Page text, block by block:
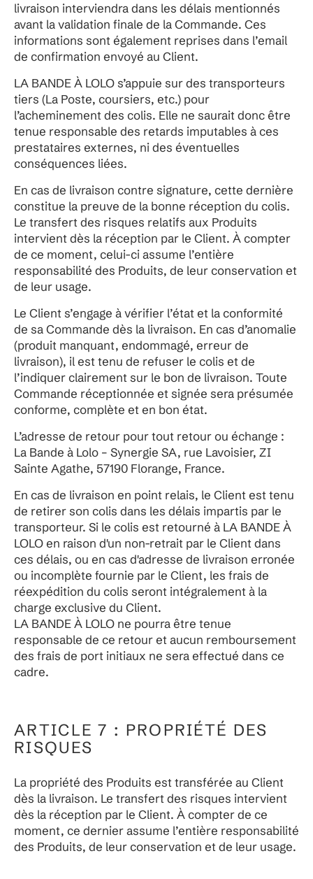
livraison interviendra dans les délais mentionnés
avant la validation finale de la Commande. Ces
informations sont également reprises dans l’email
de confirmation envoyé au Client.
LA BANDE À LOLO s’appuie sur des transporteurs
tiers (La Poste, coursiers, etc.) pour
l’acheminement des colis. Elle ne saurait donc être
tenue responsable des retards imputables à ces
prestataires externes, ni des éventuelles
conséquences liées.
En cas de livraison contre signature, cette dernière
constitue la preuve de la bonne réception du colis.
Le transfert des risques relatifs aux Produits
intervient dès la réception par le Client. À compter
de ce moment, celui-ci assume l’entière
responsabilité des Produits, de leur conservation et
de leur usage.
Le Client s’engage à vérifier l’état et la conformité
de sa Commande dès la livraison. En cas d’anomalie
(produit manquant, endommagé, erreur de
livraison), il est tenu de refuser le colis et de
l’indiquer clairement sur le bon de livraison. Toute
Commande réceptionnée et signée sera présumée
conforme, complète et en bon état.
L’adresse de retour pour tout retour ou échange :
La Bande à Lolo – Synergie SA, rue Lavoisier, ZI
Sainte Agathe, 57190 Florange, France.
En cas de livraison en point relais, le Client est tenu
de retirer son colis dans les délais impartis par le
transporteur. Si le colis est retourné à LA BANDE À
LOLO en raison d'un non-retrait par le Client dans
ces délais, ou en cas d'adresse de livraison erronée
ou incomplète fournie par le Client, les frais de
réexpédition du colis seront intégralement à la
charge exclusive du Client.
LA BANDE À LOLO ne pourra être tenue
responsable de ce retour et aucun remboursement
des frais de port initiaux ne sera effectué dans ce
cadre.
ARTICLE 7 : PROPRIÉTÉ DES
RISQUES
La propriété des Produits est transférée au Client
dès la livraison. Le transfert des risques intervient
dès la réception par le Client. À compter de ce
moment, ce dernier assume l’entière responsabilité
des Produits, de leur conservation et de leur usage.